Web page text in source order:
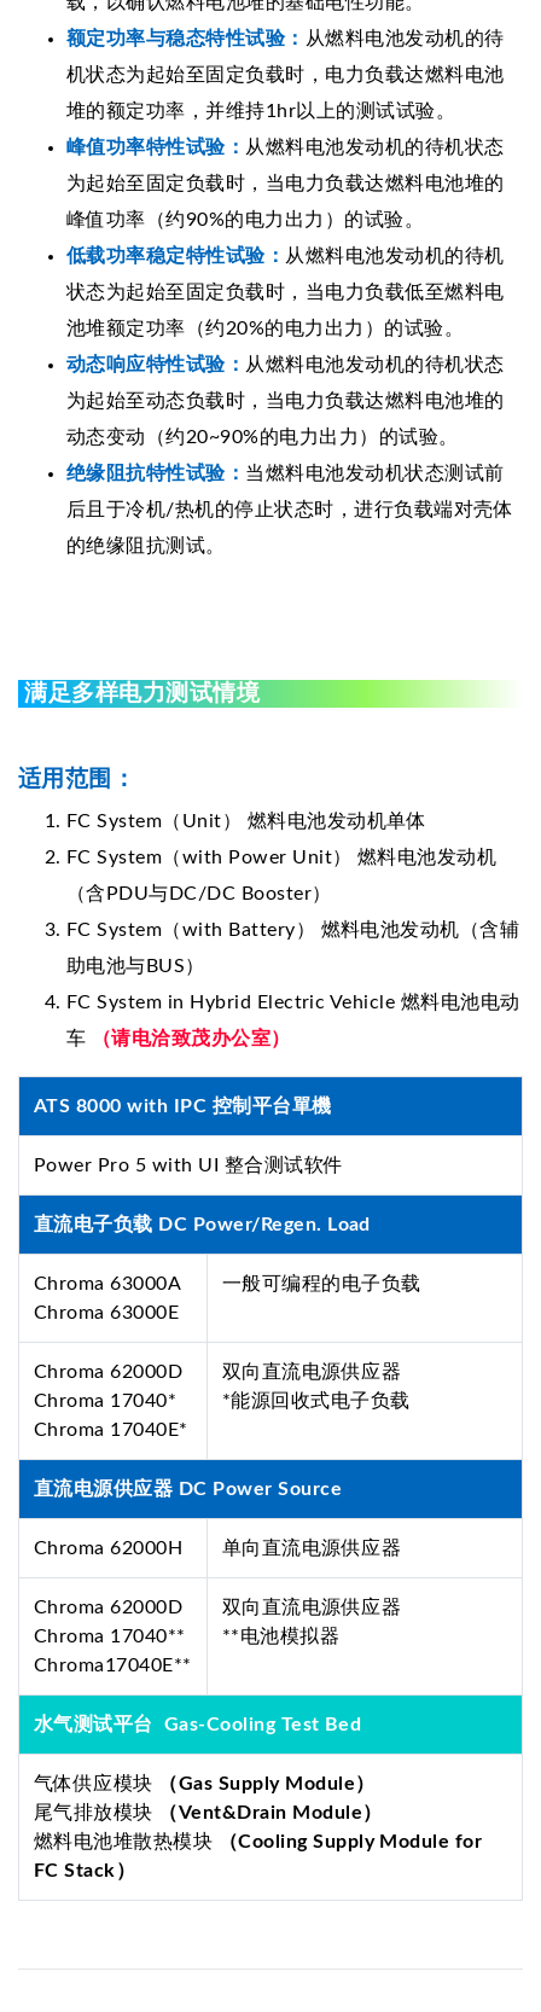
额定功率与稳态特性试验： 从燃料电池发动机的待
机状态为起始至固定负载时，电力负载达燃料电池
堆的额定功率，并维持1hr以上的测试试验。
峰值功率特性试验： 从燃料电池发动机的待机状态
为起始至固定负载时，当电力负载达燃料电池堆的
峰值功率（约90%的电力出力）的试验。
低载功率稳定特性试验： 从燃料电池发动机的待机
状态为起始至固定负载时，当电力负载低至燃料电
池堆额定功率（约20%的电力出力）的试验。
动态响应特性试验： 从燃料电池发动机的待机状态
为起始至动态负载时，当电力负载达燃料电池堆的
动态变动（约20~90%的电力出力）的试验。
绝缘阻抗特性试验： 当燃料电池发动机状态测试前
后且于冷机/热机的停止状态时，进行负载端对壳体
的绝缘阻抗测试。
满足多样电力测试情境
适用范围：
FC System（Unit） 燃料电池发动机单体
FC System（with Power Unit） 燃料电池发动机
（含PDU与DC/DC Booster）
FC System（with Battery） 燃料电池发动机（含辅
助电池与BUS）
FC System in Hybrid Electric Vehicle 燃料电池电动
车
（请电洽致茂办公室）
ATS 8000 with IPC 控制平台單機
Power Pro 5 with UI 整合测试软件
直流电子负载 DC Power/Regen. Load
Chroma 63000A
Chroma 63000E
一般可编程的电子负载
Chroma 62000D
Chroma 17040*
Chroma 17040E*
双向直流电源供应器
*能源回收式电子负载
直流电源供应器 DC Power Source
Chroma 62000H 单向直流电源供应器
Chroma 62000D
Chroma 17040**
Chroma17040E**
双向直流电源供应器
**电池模拟器
水气测试平台 Gas-Cooling Test Bed
气体供应模块
（Gas Supply Module）
尾气排放模块
（Vent&Drain Module）
燃料电池堆散热模块
（Cooling Supply Module for
FC Stack）